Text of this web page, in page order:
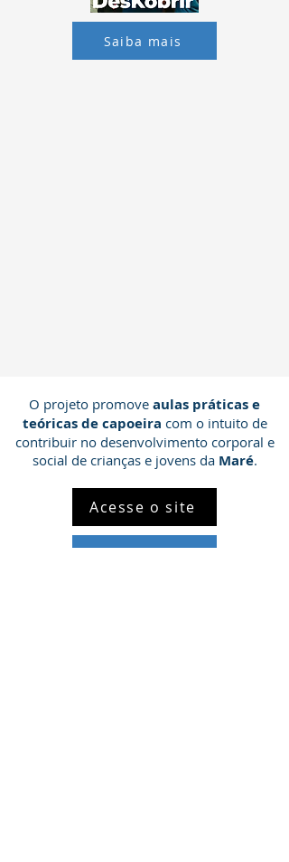
Saiba mais
O projeto promove aulas práticas e
teóricas de capoeira com o intuito de
contribuir no desenvolvimento corporal e
social de crianças e jovens da Maré.
Acesse o site